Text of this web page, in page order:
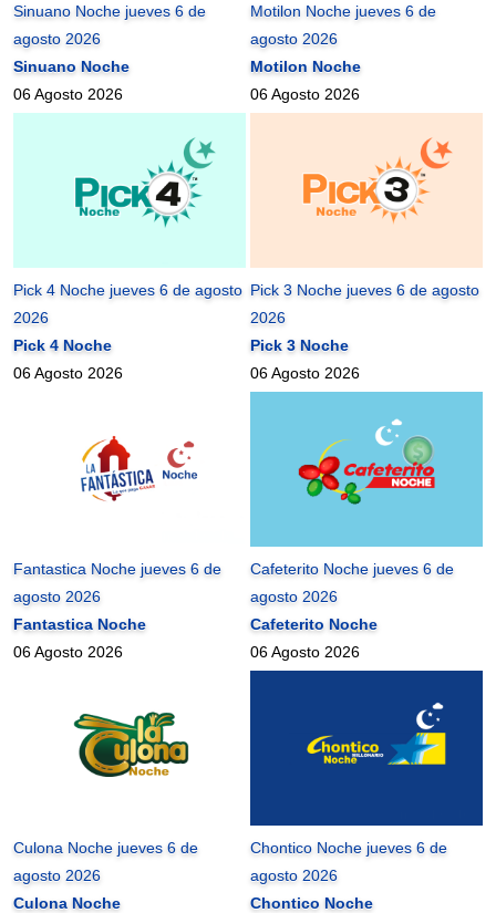
Sinuano Noche jueves 6 de
agosto 2026
Sinuano Noche
06 Agosto 2026
Motilon Noche jueves 6 de
agosto 2026
Motilon Noche
06 Agosto 2026
Pick 4 Noche jueves 6 de agosto
2026
Pick 4 Noche
06 Agosto 2026
Pick 3 Noche jueves 6 de agosto
2026
Pick 3 Noche
06 Agosto 2026
Fantastica Noche jueves 6 de
agosto 2026
Fantastica Noche
06 Agosto 2026
Cafeterito Noche jueves 6 de
agosto 2026
Cafeterito Noche
06 Agosto 2026
Culona Noche jueves 6 de
agosto 2026
Culona Noche
Chontico Noche jueves 6 de
agosto 2026
Chontico Noche